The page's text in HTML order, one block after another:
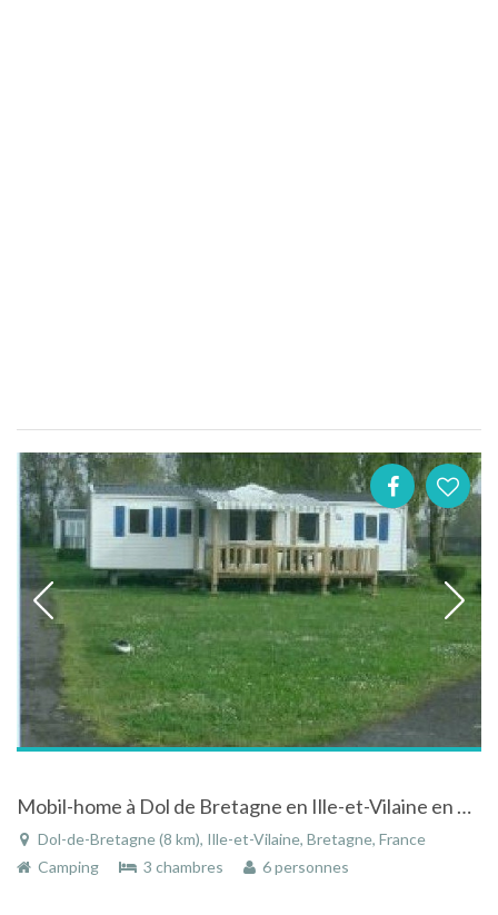
Mobil-home à Dol de Bretagne en Ille-et-Vilaine en Bretagne dans un camping champêtre
Dol-de-Bretagne (8 km), Ille-et-Vilaine, Bretagne, France
Camping
3 chambres 6 personnes